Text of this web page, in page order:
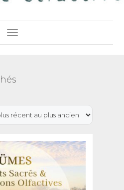
Toggle Navigation
Trié
plus
plus
ancien